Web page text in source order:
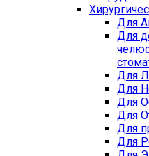
Для
Для
Для
Для
Для
Для
Для
Для